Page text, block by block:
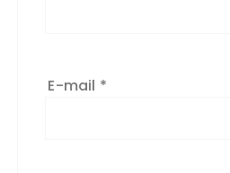
E-mail *